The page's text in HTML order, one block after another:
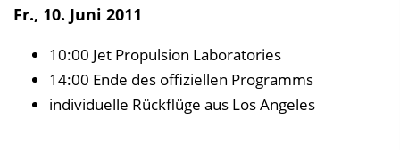
Fr., 10. Juni 2011
10:00 Jet Propulsion Laboratories
14:00 Ende des offiziellen Programms
individuelle Rückflüge aus Los Angeles